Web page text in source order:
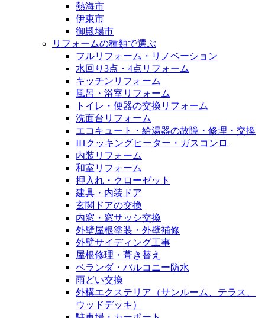
熱海市
伊東市
御殿場市
リフォームの種類で選ぶ
フルリフォーム・リノベーション
水回り3点・4点リフォーム
キッチンリフォーム
風呂・浴室リフォーム
トイレ・便器の交換リフォーム
洗面台リフォーム
エコキュート・給湯器の故障・修理・交換
IHクッキングヒーター・ガスコンロ
内装リフォーム
和室リフォーム
押入れ・クローゼット
建具・内装ドア
玄関ドアの交換
内窓・窓サッシ交換
外壁屋根塗装・外壁補修
外壁サイディング工事
屋根修理・葺き替え
ベランダ・バルコニー防水
雨どい交換
外構エクステリア（サンルーム、テラス、
ウッドデッキ）